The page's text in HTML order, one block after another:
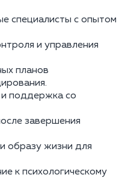
специалисты с опытом
и управления
планов
поддержка со
завершения
образу жизни для
к психологическому